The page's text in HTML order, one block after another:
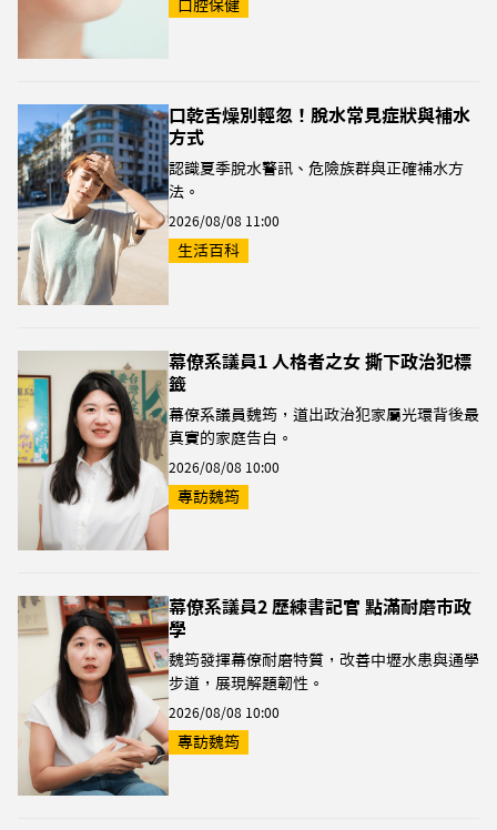
口腔保健
口乾舌燥別輕忽！脫水常見症狀與補水
方式
認識夏季脫水警訊、危險族群與正確補水方
法。
2026/08/08 11:00
生活百科
幕僚系議員1 人格者之女 撕下政治犯標
籤
幕僚系議員魏筠，道出政治犯家屬光環背後最
真實的家庭告白。
2026/08/08 10:00
專訪魏筠
幕僚系議員2 歷練書記官 點滿耐磨市政
學
魏筠發揮幕僚耐磨特質，改善中壢水患與通學
步道，展現解題韌性。
2026/08/08 10:00
專訪魏筠